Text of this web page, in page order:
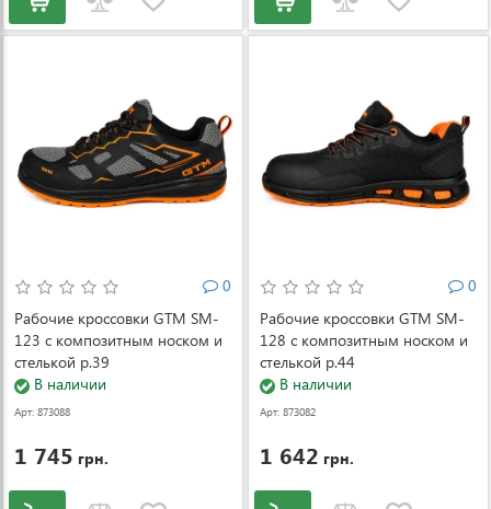
0
Рабочие кроссовки GTM SM-
123 с композитным носком и
стелькой р.39
В наличии
Арт: 873088
1 745 грн.
0
Рабочие кроссовки GTM SM-
128 с композитным носком и
стелькой р.44
В наличии
Арт: 873082
1 642 грн.